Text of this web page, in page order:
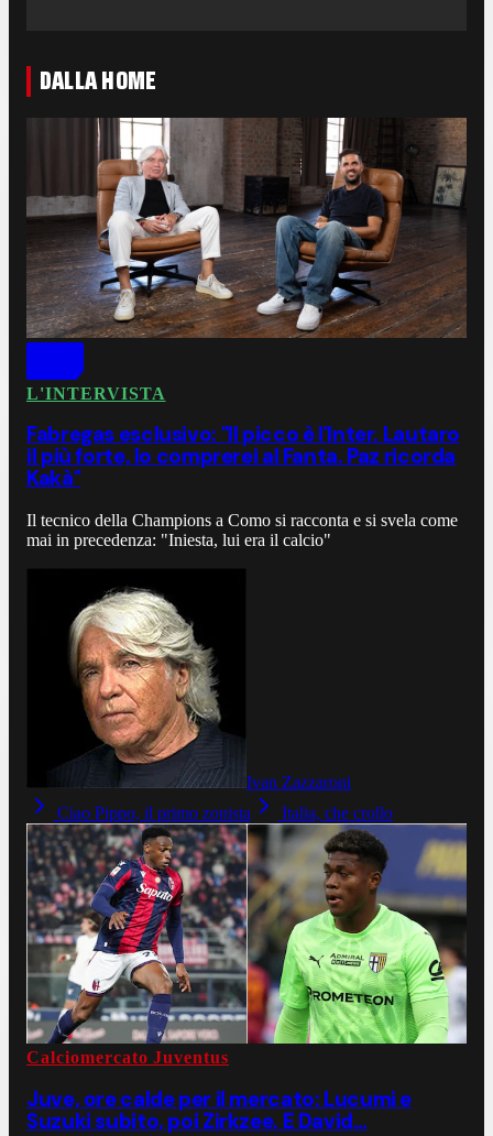
DALLA HOME
L'INTERVISTA
Fabregas esclusivo: "Il picco è l'Inter. Lautaro
il più forte, lo comprerei al Fanta. Paz ricorda
Kakà"
Il tecnico della Champions a Como si racconta e si svela come
mai in precedenza: "Iniesta, lui era il calcio"
Ivan Zazzaroni
Ciao Pippo, il primo zonista
Italia, che crollo
Calciomercato Juventus
Juve, ore calde per il mercato: Lucumi e
Suzuki subito, poi Zirkzee. E David…